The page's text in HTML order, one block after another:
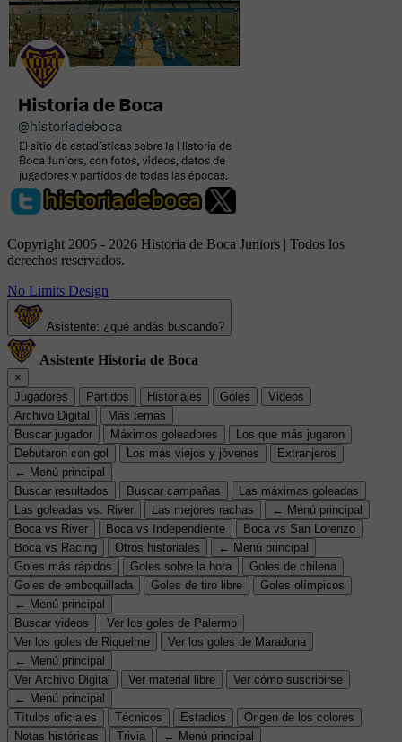
Copyright 2005 - 2026 Historia de Boca Juniors | Todos los
derechos reservados.
No Limits Design
Asistente: ¿qué andás buscando?
Asistente Historia de Boca
×
Jugadores
Partidos Historiales Goles
Videos
Archivo Digital
Más temas
Buscar jugador
Máximos goleadores
Los que más jugaron
Debutaron con gol
Los más viejos y jóvenes
Extranjeros
← Menú principal
Buscar resultados
Buscar campañas
Las máximas goleadas
Las goleadas vs. River
Las mejores rachas
← Menú principal
Boca vs River
Boca vs Independiente
Boca vs San Lorenzo
Boca vs Racing
Otros historiales
← Menú principal
Goles más rápidos
Goles sobre la hora
Goles de chilena
Goles de emboquillada
Goles de tiro libre
Goles olímpicos
← Menú principal
Buscar videos
Ver los goles de Palermo
Ver los goles de Riquelme
Ver los goles de Maradona
← Menú principal
Ver Archivo Digital
Ver material libre
Ver cómo suscribirse
← Menú principal
Títulos oficiales
Técnicos Estadios
Origen de los colores
Notas históricas
Trivia ← Menú principal